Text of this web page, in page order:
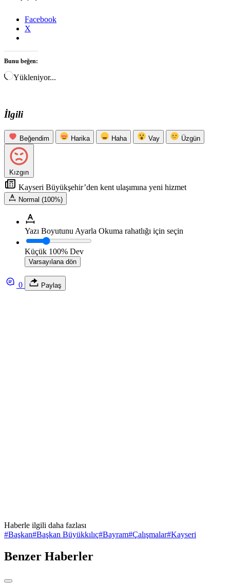
Facebook
X
Bunu beğen:
Yükleniyor...
İlgili
Beğendim Harika Haha Vay Üzgün
Kızgın
Kayseri Büyükşehir’den kent ulaşımına yeni hizmet
Normal (100%)
Yazı Boyutunu Ayarla Okuma rahatlığı için seçin
Küçük 100% Dev
Varsayılana dön
0 Paylaş
Haberle ilgili daha fazlası
#Başkan#Başkan Büyükkılıç#Bayram#Çalışmalar#Kayseri
Benzer Haberler